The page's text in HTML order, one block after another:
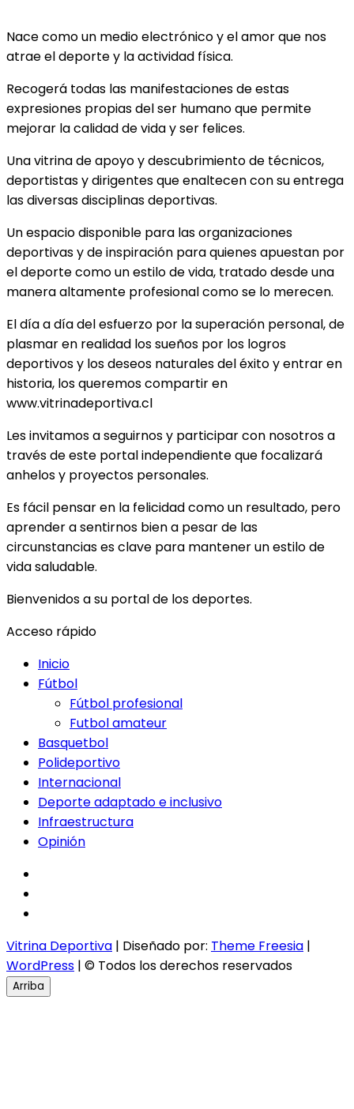
Nace como un medio electrónico y el amor que nos
atrae el deporte y la actividad física.
Recogerá todas las manifestaciones de estas
expresiones propias del ser humano que permite
mejorar la calidad de vida y ser felices.
Una vitrina de apoyo y descubrimiento de técnicos,
deportistas y dirigentes que enaltecen con su entrega
las diversas disciplinas deportivas.
Un espacio disponible para las organizaciones
deportivas y de inspiración para quienes apuestan por
el deporte como un estilo de vida, tratado desde una
manera altamente profesional como se lo merecen.
El día a día del esfuerzo por la superación personal, de
plasmar en realidad los sueños por los logros
deportivos y los deseos naturales del éxito y entrar en
historia, los queremos compartir en
www.vitrinadeportiva.cl
Les invitamos a seguirnos y participar con nosotros a
través de este portal independiente que focalizará
anhelos y proyectos personales.
Es fácil pensar en la felicidad como un resultado, pero
aprender a sentirnos bien a pesar de las
circunstancias es clave para mantener un estilo de
vida saludable.
Bienvenidos a su portal de los deportes.
Acceso rápido
Inicio
Fútbol
Fútbol profesional
Futbol amateur
Basquetbol
Polideportivo
Internacional
Deporte adaptado e inclusivo
Infraestructura
Opinión
Vitrina Deportiva | Diseñado por: Theme Freesia |
WordPress | © Todos los derechos reservados
Arriba